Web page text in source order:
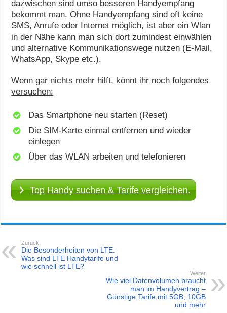
dazwischen sind umso besseren Handyempfang
bekommt man. Ohne Handyempfang sind oft keine
SMS, Anrufe oder Internet möglich, ist aber ein Wlan
in der Nähe kann man sich dort zumindest einwählen
und alternative Kommunikationswege nutzen (E-Mail,
WhatsApp, Skype etc.).
Wenn gar nichts mehr hilft, könnt ihr noch folgendes
versuchen:
Das Smartphone neu starten (Reset)
Die SIM-Karte einmal entfernen und wieder
einlegen
Über das WLAN arbeiten und telefonieren
Top Handy suchen & Tarife vergleichen.
Zurück
Die Besonderheiten von LTE:
Was sind LTE Handytarife und
wie schnell ist LTE?
Weiter
Wie viel Datenvolumen braucht
man im Handyvertrag –
Günstige Tarife mit 5GB, 10GB
und mehr